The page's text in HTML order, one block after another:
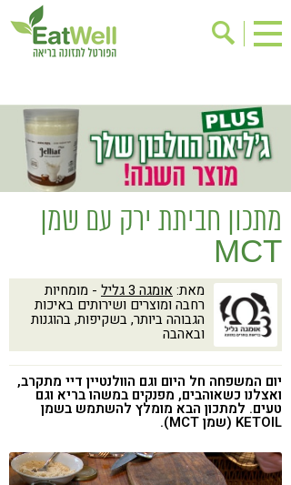
בישול בריא
אינדקס עסקים
ריפוי ומניעת מחלות
בריאות האישה
תוספי תזונה
מתכוני בריאות
אירועים
שינוי תזונתי
גישות בתזונה
ניקוי רעלים
מזונות על
ילדים
תזונה וספורט
רגישות לגלוטן
טעים להכיר
קורונה
מתכון חביתת ירק עם שמן
MCT
מאת: אומגה 3 גליל - מומחיות
רחבה ומוצרים ושירותים באיכות
הגבוהה ביותר, בשקיפות, בהוגנות
ובאהבה
יום המשפחה חל היום וגם הוולנטיין דיי מתקרב,
ואצלנו כשאוהבים, מפנקים במשהו בריא וגם
טעים. למתכון הבא מומלץ להשתמש בשמן
KETOIL (שמן MCT).